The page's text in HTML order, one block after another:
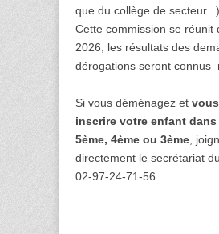
que du collège de
Cette commission se réunit
2026, les résultats des
dérogations seront connus
Si vous déménagez et
inscrire votre enfant
5ème, 4ème ou 3ème,
directement le secrétariat
02-97-24-71-56.